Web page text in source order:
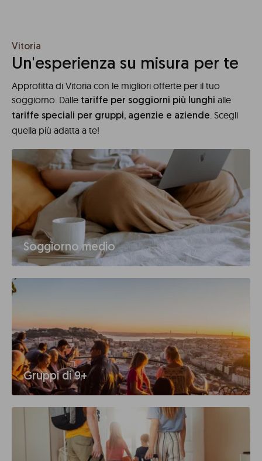
Vitoria
Un'esperienza su misura per te
Approfitta di Vitoria con le migliori offerte per il tuo
soggiorno. Dalle tariffe per soggiorni più lunghi alle
tariffe speciali per gruppi, agenzie e aziende. Scegli
quella più adatta a te!
Soggiorno medio
Gruppi di 9+